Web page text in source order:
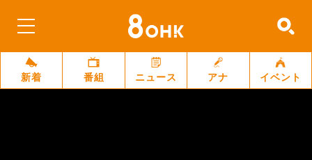
新着 番組 ニュース アナ イベント